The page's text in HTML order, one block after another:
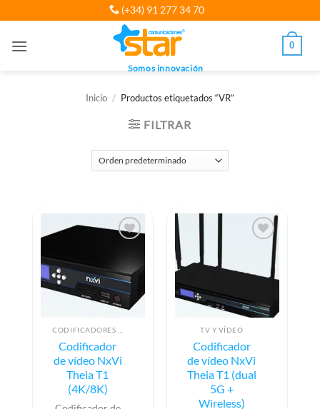
al
(+34) 91 277 34 70
Somos innovación
0
Inicio / Productos etiquetados “VR”
FILTRAR
Codificador
de vídeo NxVi
Theia T1
(4K/8K)
TV Y VÍDEO
Codificador
de vídeo NxVi
Theia T1 (dual
5G +
Wireless)